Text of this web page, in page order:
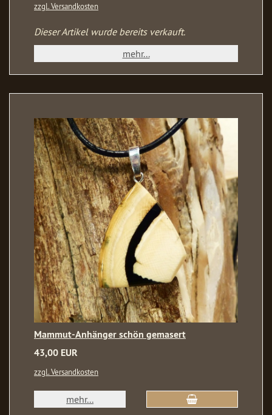
zzgl. Versandkosten
Dieser Artikel wurde bereits verkauft.
mehr...
Mammut-Anhänger schön gemasert
43,00 EUR
zzgl. Versandkosten
mehr...